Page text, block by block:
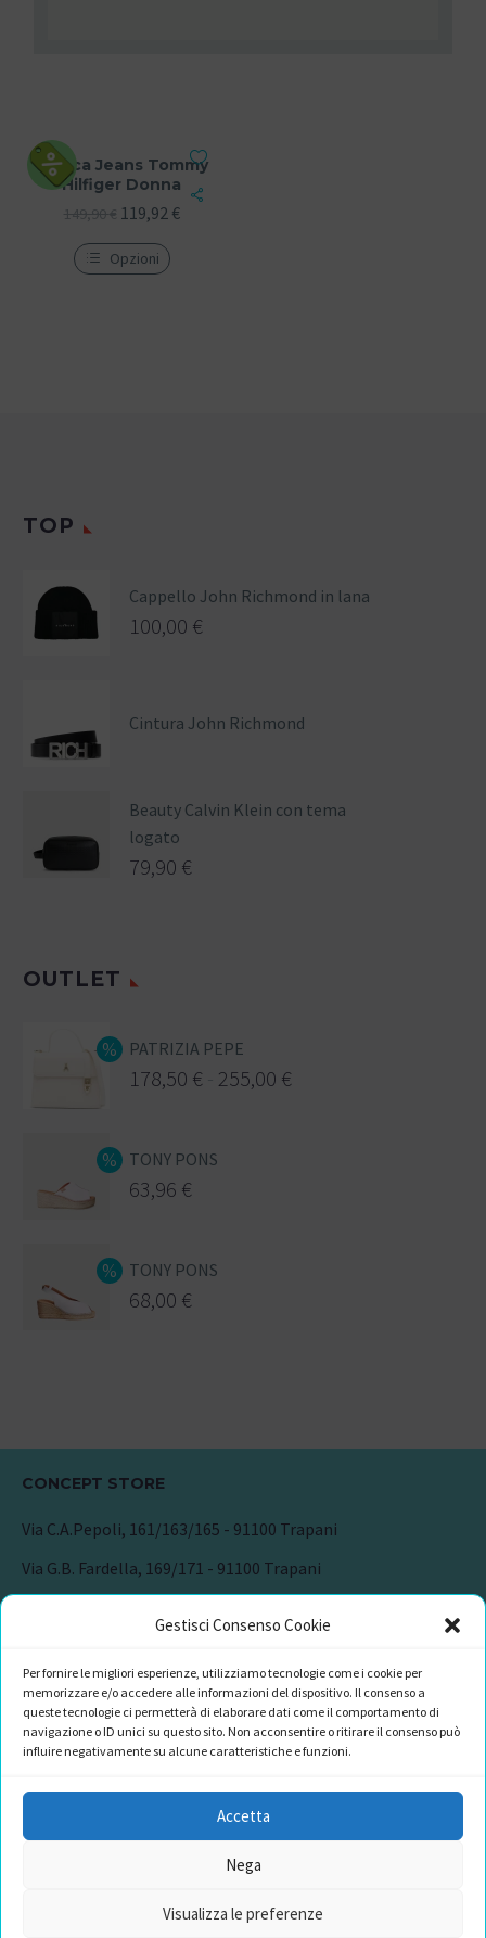
Gestisci Consenso Cookie
Per fornire le migliori esperienze, utilizziamo tecnologie come i cookie per
memorizzare e/o accedere alle informazioni del dispositivo. Il consenso a
queste tecnologie ci permetterà di elaborare dati come il comportamento di
navigazione o ID unici su questo sito. Non acconsentire o ritirare il consenso può
influire negativamente su alcune caratteristiche e funzioni.
Accetta
Nega
Visualizza le preferenze
Giacca Jeans Tommy
Hilfiger Donna
149,90€ 119,92 €
Opzioni
TOP
Cappello John Richmond in lana
100,00 €
Cintura John Richmond
Beauty Calvin Klein con tema
logato
79,90 €
OUTLET
PATRIZIA PEPE
178,50 € 255,00 €
TONY PONS
63,96 €
TONY PONS
68,00 €
CONCEPT STORE
Via C.A.Pepoli, 161/163/165 - 91100 Trapani
Via G.B. Fardella, 169/171 - 91100 Trapani
CONTATTI
+39 349 420 0755
info@cataniaaccessori.com
Dichiarazione sulla Privacy (UE)